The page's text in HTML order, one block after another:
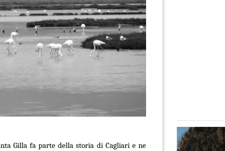
Gilla fa parte della storia di Cagliari e ne